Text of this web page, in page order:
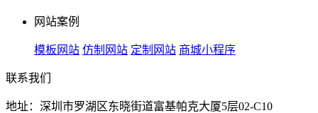
网站案例
模板网站 仿制网站 定制网站 商城小程序
联系我们
地址：深圳市罗湖区东晓街道富基帕克大厦5层02-C10